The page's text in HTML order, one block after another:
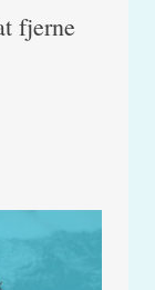
fjerne